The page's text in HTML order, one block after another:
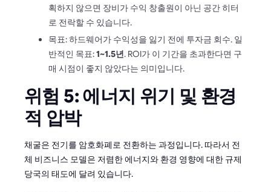
획하지 않으면 장비가 수익 창출원이 아닌 공간 히터
로 전락할 수 있습니다.
목표: 하드웨어가 수익성을 잃기 전에 투자금 회수. 일
반적인 목표:1~1.5년. ROI가 이 기간을 초과한다면 구
매 시점이 좋지 않았다는 의미입니다.
위험 5: 에너지 위기 및 환경
적 압박
채굴은 전기를 암호화폐로 전환하는 과정입니다. 따라서 전
체 비즈니스 모델은 저렴한 에너지와 환경 영향에 대한 규제
당국의 태도에 달려 있습니다.